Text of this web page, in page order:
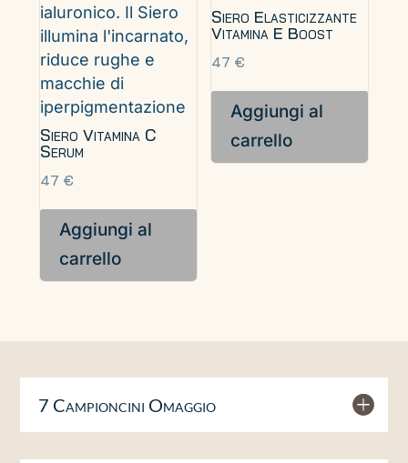
Siero Vitamina C
Serum
47 €
Aggiungi al
carrello
Siero Elasticizzante
Vitamina E Boost
47 €
Aggiungi al
carrello
7 Campioncini Omaggio